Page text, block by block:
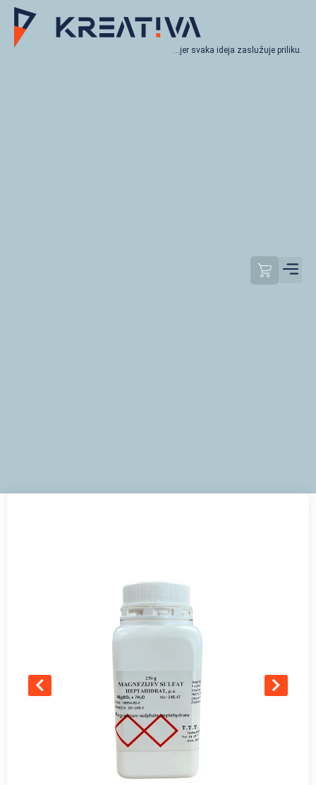
…jer svaka ideja zaslužuje priliku.